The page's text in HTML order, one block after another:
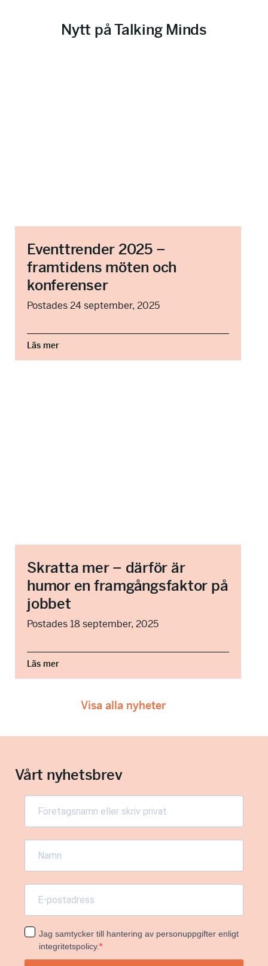
Nytt på Talking Minds
Eventtrender 2025 –
framtidens möten och
konferenser
Postades 24 september, 2025
Läs mer
Skratta mer – därför är
humor en framgångsfaktor på
jobbet
Postades 18 september, 2025
Läs mer
Visa alla nyheter
Vårt nyhetsbrev
Jag samtycker till hantering av personuppgifter enligt
integritetspolicy.